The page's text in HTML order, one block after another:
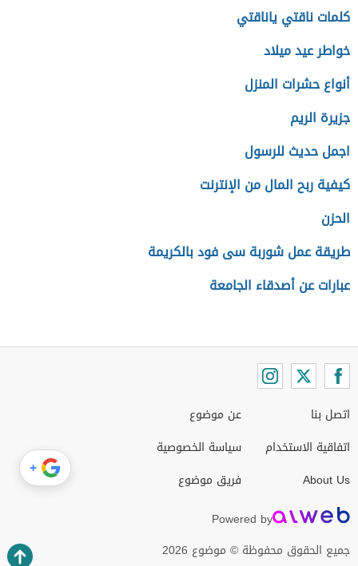
كلمات ناقتي ياناقتي
خواطر عيد ميلاد
أنواع حشرات المنزل
جزيرة الريم
اجمل حديث للرسول
كيفية ربح المال من الإنترنت
الحزن
طريقة عمل شوربة سى فود بالكريمة
عبارات عن أصدقاء الجامعة
اتصل بنا
اتفاقية الاستخدام
About Us
عن موضوع
سياسة الخصوصية
فريق موضوع
Powered by
جميع الحقوق محفوظة © موضوع 2026
+